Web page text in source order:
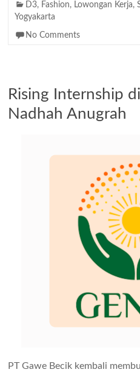
D3, Fashion, Lowongan Kerja,
Yogyakarta
No Comments
Rising Internship
Nadhah Anugrah
PT Gawe Becik kembali